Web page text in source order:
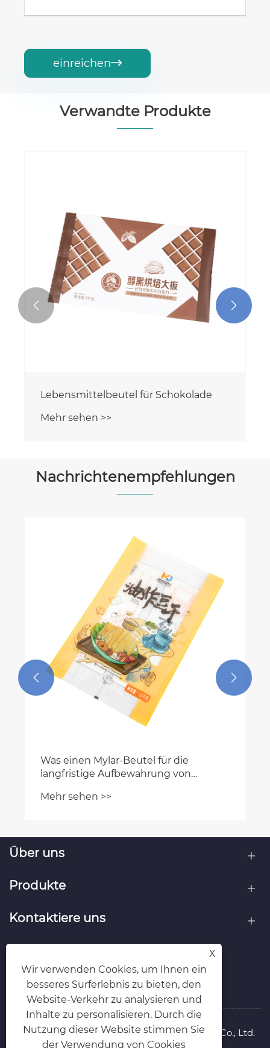
einreichen
Verwandte Produkte
Candy-Flachbodenbeutel
Mehr sehen >>
 
Nachrichtenempfehlungen
Was ist kaltlaminierte Rollfolie und wie
funktioniert sie?
Mehr sehen >>
 
Über uns
Produkte
Kontaktiere uns
Copyright © 2025 Zhejiang Wanle Packaging Co., Ltd.
Rechte vorbehalten.
X
Wir verwenden Cookies, um Ihnen ein
besseres Surferlebnis zu bieten, den
Website-Verkehr zu analysieren und
Inhalte zu personalisieren. Durch die
Nutzung dieser Website stimmen Sie
der Verwendung von Cookies